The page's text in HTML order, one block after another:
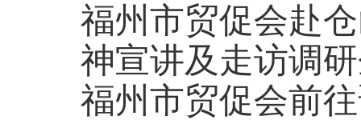
福州市贸促会赴
神宣讲及走访调
福州市贸促会前